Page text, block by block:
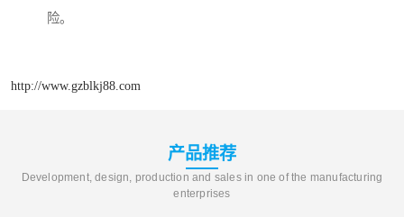
险。
http://www.gzblkj88.com
产品推荐
Development, design, production and sales in one of the manufacturing
enterprises